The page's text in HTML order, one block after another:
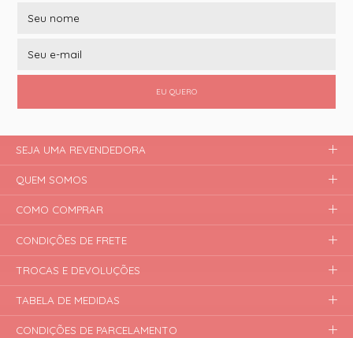
EU QUERO
SEJA UMA REVENDEDORA
QUEM SOMOS
COMO COMPRAR
CONDIÇÕES DE FRETE
TROCAS E DEVOLUÇÕES
TABELA DE MEDIDAS
CONDIÇÕES DE PARCELAMENTO